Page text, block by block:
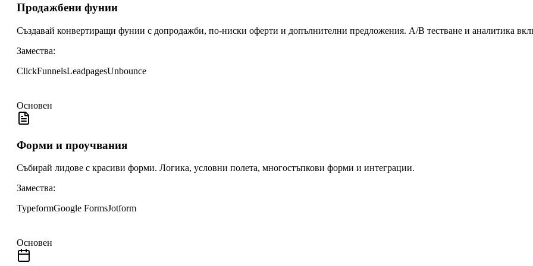
Продажбени фунии
Създавай конвертиращи фунии с допродажби, по-ниски оферти и допълнителни предложения. A/B тестване и аналитика
Замества:
ClickFunnelsLeadpagesUnbounce
Основен
Форми и проучвания
Събирай лидове с красиви форми. Логика, условни полета, многостъпкови форми и интеграции.
Замества:
TypeformGoogle FormsJotform
Основен